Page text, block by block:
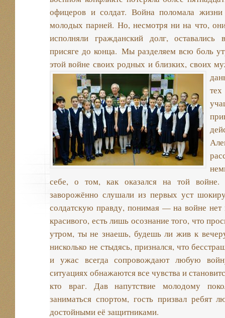
офицеров и солдат. Война поломала
молодых парней. Но, несмотря ни на что,
исполняли гражданский долг, оставались
присяге до конца. Мы разделяем всю боль
этой войне своих родных и близких, своих
себе, о том, как оказался на той войне.
заворожённо слушали из первых уст
солдатскую правду, понимая — на войне нет
красивого, есть лишь осознание того, что
утром, ты не знаешь, будешь ли жив к
нисколько не стыдясь, признался, что
и ужас всегда сопровождают любую
ситуациях обнажаются все чувства и
кто враг. Дав напутствие молодому
заниматься спортом, гость призвал ребят
достойными её защитниками.